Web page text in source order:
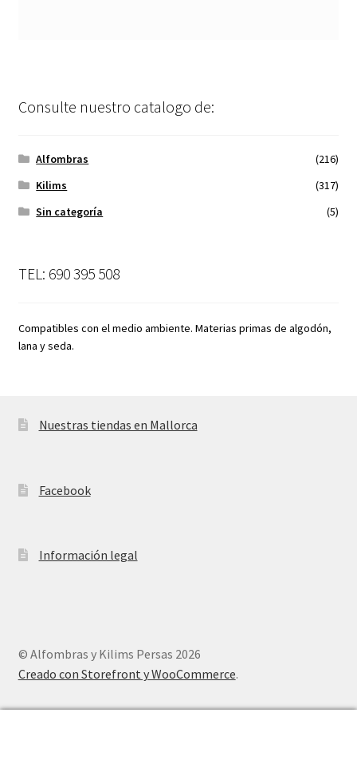
Consulte nuestro catalogo de:
Alfombras
(216)
Kilims
(317)
Sin categoría
(5)
TEL: 690 395 508
Compatibles con el medio ambiente. Materias primas de algodón,
lana y seda.
Nuestras tiendas en Mallorca
Facebook
Información legal
© Alfombras y Kilims Persas 2026
Creado con Storefront y WooCommerce.